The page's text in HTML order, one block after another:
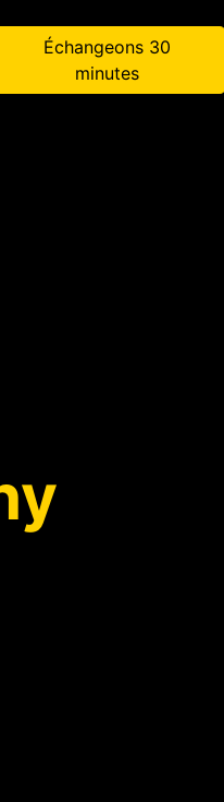
Échangeons 30
minutes